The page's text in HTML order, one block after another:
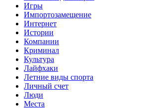
Игры
Импортозамещение
Интернет
Истории
Компании
Криминал
Культура
Лайфхаки
Летние виды спорта
Личный счет
Люди
Места